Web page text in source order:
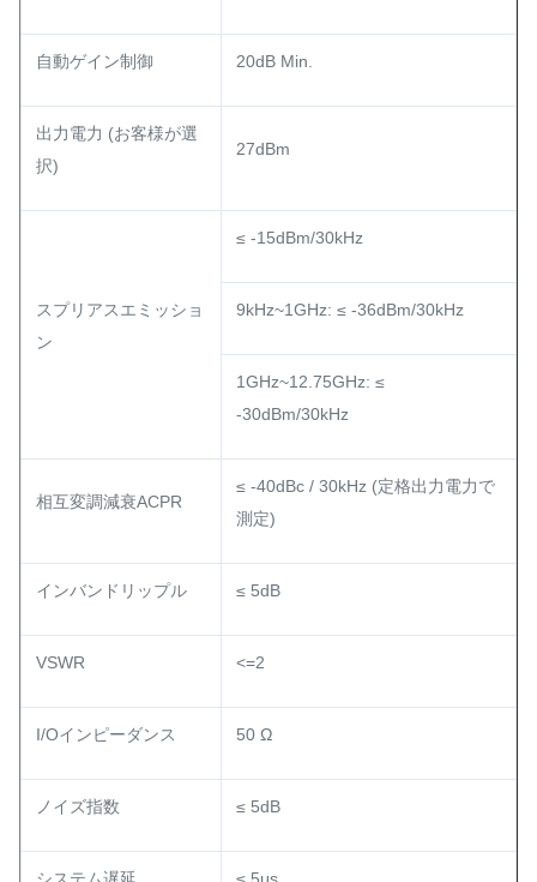
自動ゲイン制御 20dB Min.
出力電力 (お客様が選
択)
27dBm
スプリアスエミッショ
ン
≤ -15dBm/30kHz
9kHz~1GHz: ≤ -36dBm/30kHz
1GHz~12.75GHz: ≤
-30dBm/30kHz
相互変調減衰ACPR
≤ -40dBc / 30kHz (定格出力電力で
測定)
インバンドリップル ≤ 5dB
VSWR <=2
I/Oインピーダンス 50 Ω
ノイズ指数 ≤ 5dB